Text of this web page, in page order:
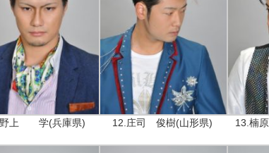
野上 学(兵庫県) 12.庄司 俊樹(山形県) 13.楠